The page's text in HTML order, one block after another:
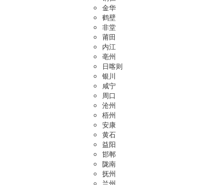
金华
鹤壁
非堂
莆田
内江
亳州
日喀则
银川
咸宁
周口
沧州
梧州
安康
黄石
益阳
邯郸
陇南
抚州
兰州